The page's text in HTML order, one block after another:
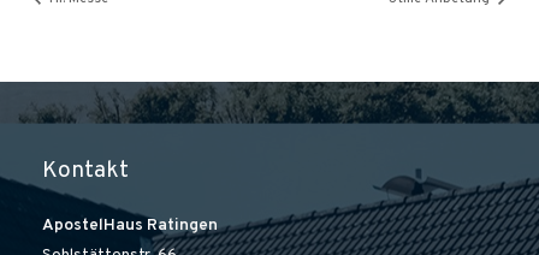
Kontakt
ApostelHaus Ratingen